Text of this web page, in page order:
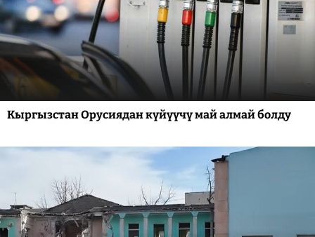
Кыргызстан Орусиядан күйүүчү май алмай болду